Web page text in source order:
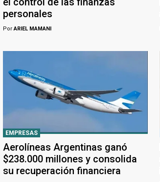
personales
PorARIEL MAMANI
EMPRESAS
Aerolíneas Argentinas ganó
$238.000 millones y consolida
su recuperación financiera